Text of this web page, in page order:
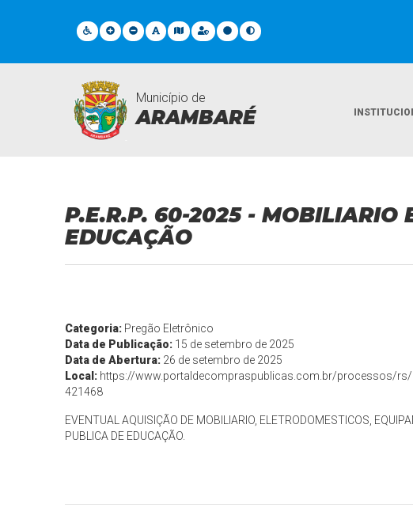
Município de
ARAMBARÉ
Licitações
P.E.R.P. 60-2025 - MOBILIARIO
EDUCAÇÃO
Categoria: Pregão Eletrônico
Data de Publicação: 15 de setembro de 2025
Data de Abertura: 26 de setembro de 2025
Local: https://www.portaldecompraspublicas.com.br/processos/rs/
421468
EVENTUAL AQUISIÇÃO DE MOBILIARIO, ELETRODOMESTICOS,
PUBLICA DE EDUCAÇÃO.